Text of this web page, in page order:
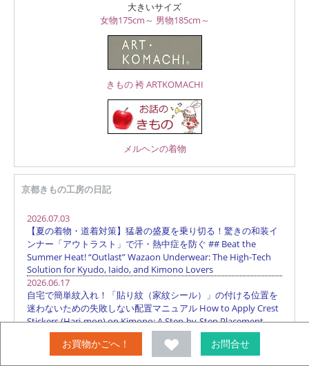
お買物かごへ！ お問合せ
大きいサイズ
女物175cm～ 男物185cm～
きもの 袴 ARTKOMACHI
メルヘンの着物
京都きもの工房の日記